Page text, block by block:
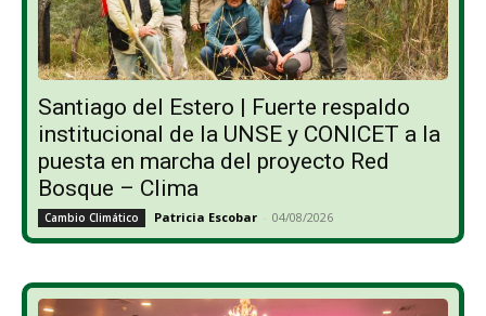
Santiago del Estero | Fuerte respaldo
institucional de la UNSE y CONICET a la
puesta en marcha del proyecto Red
Bosque – Clima
Cambio Climático Patricia Escobar - 04/08/2026